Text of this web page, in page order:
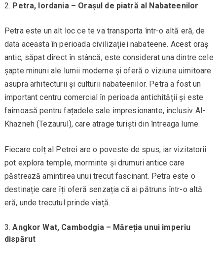
Petra, Iordania – Orașul de piatră al Nabateenilor
Petra este un alt loc ce te va transporta într-o altă eră, de
data aceasta în perioada civilizației nabateene. Acest oraș
antic, săpat direct în stâncă, este considerat una dintre cele
șapte minuni ale lumii moderne și oferă o viziune uimitoare
asupra arhitecturii și culturii nabateenilor. Petra a fost un
important centru comercial în perioada antichității și este
faimoasă pentru fațadele sale impresionante, inclusiv Al-
Khazneh (Tezaurul), care atrage turiști din întreaga lume.
Fiecare colț al Petrei are o poveste de spus, iar vizitatorii
pot explora temple, morminte și drumuri antice care
păstrează amintirea unui trecut fascinant. Petra este o
destinație care îți oferă senzația că ai pătruns într-o altă
eră, unde trecutul prinde viață.
Angkor Wat, Cambodgia – Măreția unui imperiu
dispărut